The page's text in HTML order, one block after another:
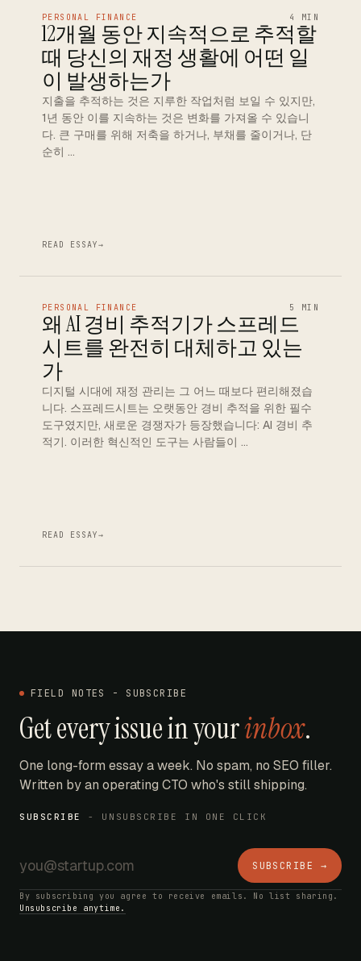
PERSONAL FINANCE 4 MIN
12개월 동안 지속적으로 추적할
때 당신의 재정 생활에 어떤 일
이 발생하는가
지출을 추적하는 것은 지루한 작업처럼 보일 수 있지만,
1년 동안 이를 지속하는 것은 변화를 가져올 수 있습니
다. 큰 구매를 위해 저축을 하거나, 부채를 줄이거나, 단
순히 …
READ ESSAY→
PERSONAL FINANCE 5 MIN
왜 AI 경비 추적기가 스프레드
시트를 완전히 대체하고 있는
가
디지털 시대에 재정 관리는 그 어느 때보다 편리해졌습
니다. 스프레드시트는 오랫동안 경비 추적을 위한 필수
도구였지만, 새로운 경쟁자가 등장했습니다: AI 경비 추
적기. 이러한 혁신적인 도구는 사람들이 …
READ ESSAY→
FIELD NOTES - SUBSCRIBE
Get every issue in yourinbox.
One long-form essay a week. No spam, no SEO filler.
Written by an operating CTO who's still shipping.
SUBSCRIBE - UNSUBSCRIBE IN ONE CLICK
SUBSCRIBE →
By subscribing you agree to receive emails. No list sharing.
Unsubscribe anytime.